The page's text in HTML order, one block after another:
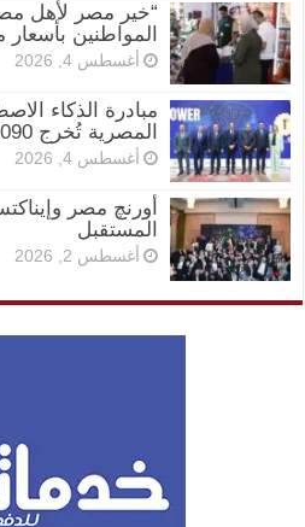
“خير مصر لأهل
المواطنين
أغسطس 4, 2026
مبادرة الذكاء
المصرية تُخرج 1090 طالبًا بمشروعات مبتكرة
أغسطس 4, 2026
المستقبل
أغسطس 2, 2026